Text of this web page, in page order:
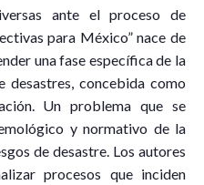
ante el proceso de
para México” nace de
una fase específica de la
concebida como
Un problema que se
y normativo de la
de desastre. Los autores
procesos que inciden